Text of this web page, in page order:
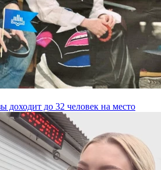
доходит до 32 человек на место